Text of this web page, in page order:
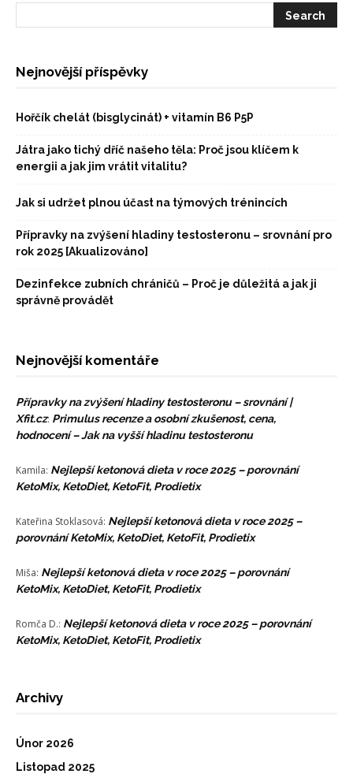
Nejnovější příspěvky
Hořčík chelát (bisglycinát) + vitamín B6 P5P
Játra jako tichý dříč našeho těla: Proč jsou klíčem k
energii a jak jim vrátit vitalitu?
Jak si udržet plnou účast na týmových trénincích
Přípravky na zvýšení hladiny testosteronu – srovnání pro
rok 2025 [Akualizováno]
Dezinfekce zubních chráničů – Proč je důležitá a jak ji
správně provádět
Nejnovější komentáře
Přípravky na zvýšení hladiny testosteronu – srovnání |
Xfit.cz: Primulus recenze a osobní zkušenost, cena,
hodnocení – Jak na vyšší hladinu testosteronu
Kamila: Nejlepší ketonová dieta v roce 2025 – porovnání
KetoMix, KetoDiet, KetoFit, Prodietix
Kateřina Stoklasová: Nejlepší ketonová dieta v roce 2025 –
porovnání KetoMix, KetoDiet, KetoFit, Prodietix
Miša: Nejlepší ketonová dieta v roce 2025 – porovnání
KetoMix, KetoDiet, KetoFit, Prodietix
Romča D.: Nejlepší ketonová dieta v roce 2025 – porovnání
KetoMix, KetoDiet, KetoFit, Prodietix
Archivy
Únor 2026
Listopad 2025